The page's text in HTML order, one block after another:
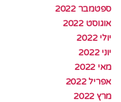
ספטמבר 2022
אוגוסט 2022
יולי 2022
יוני 2022
מאי 2022
אפריל 2022
מרץ 2022